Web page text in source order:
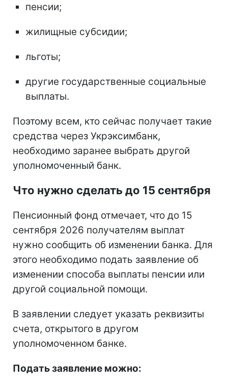
пенсии;
жилищные субсидии;
льготы;
другие государственные социальные
выплаты.
Поэтому всем, кто сейчас получает такие
средства через Укрэксимбанк,
необходимо заранее выбрать другой
уполномоченный банк.
Что нужно сделать до 15 сентября
Пенсионный фонд отмечает, что до 15
сентября 2026 получателям выплат
нужно сообщить об изменении банка. Для
этого необходимо подать заявление об
изменении способа выплаты пенсии или
другой социальной помощи.
В заявлении следует указать реквизиты
счета, открытого в другом
уполномоченном банке.
Подать заявление можно: